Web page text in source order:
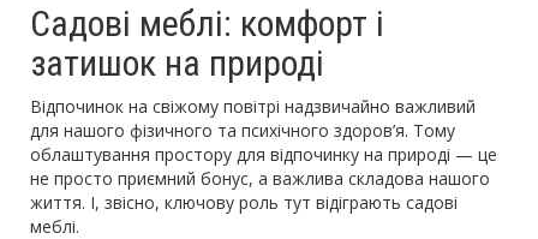
Садові меблі: комфорт і
затишок на природі
Відпочинок на свіжому повітрі надзвичайно важливий
для нашого фізичного та психічного здоров’я. Тому
облаштування простору для відпочинку на природі — це
не просто приємний бонус, а важлива складова нашого
життя. І, звісно, ключову роль тут відіграють садові
меблі.